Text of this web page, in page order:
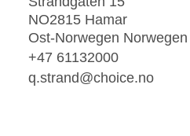
NO2815 Hamar
Ost-Norwegen Norwegen
+47 61132000
q.strand@choice.no